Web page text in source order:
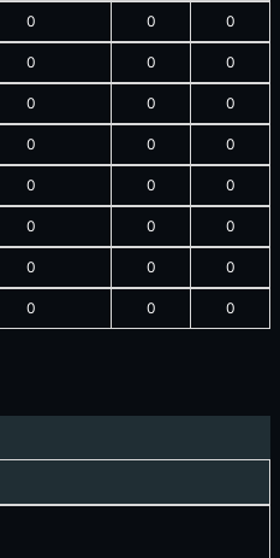
0 0 0
0 0 0
0 0 0
0 0 0
0 0 0
0 0 0
0 0 0
0 0 0